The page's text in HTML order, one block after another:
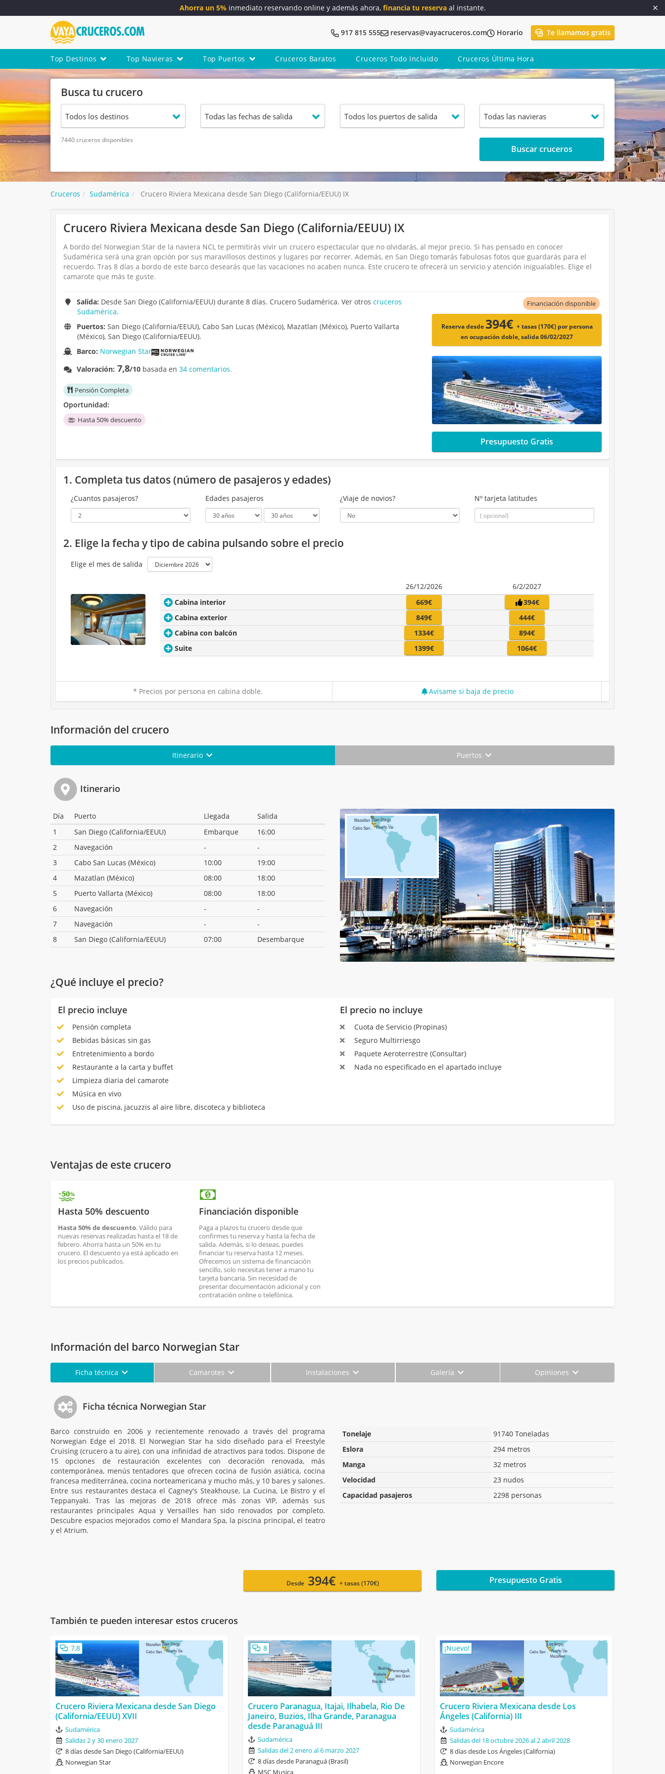
Ahorra un 5%inmediato reservando online y además ahora, financia tu reservaal instante.
917 815 555 reservas@vayacruceros.com Horario Te llamamos gratis
Top Destinos Top Navieras Top Puertos Cruceros Baratos Cruceros Todo Incluido Cruceros Última Hora
Busca tu crucero
7440 cruceros disponibles
Buscar cruceros
Cruceros Sudamérica Crucero Riviera Mexicana desde San Diego (California/EEUU) IX
Crucero Riviera Mexicana desde San Diego (California/EEUU) IX
A bordo del Norwegian Star de la naviera NCL te permitirás vivir un crucero espectacular que no olvidarás, al mejor precio. Si has pensado en conocer
Sudamérica será una gran opción por sus maravillosos destinos y lugares por recorrer. Además, en San Diego tomarás fabulosas fotos que guardarás para el
recuerdo. Tras 8 días a bordo de este barco desearás que las vacaciones no acaben nunca. Este crucero te ofrecerá un servicio y atención inigualables. Elige el
camarote que más te guste.
Salida: Desde San Diego (California/EEUU) durante 8 días. Crucero Sudamérica. Ver otroscruceros
Sudamérica.
Puertos: San Diego (California/EEUU), Cabo San Lucas (México), Mazatlan (México), Puerto Vallarta
(México), San Diego (California/EEUU).
Barco: Norwegian Star
Valoración: 7,8/10 basada en34 comentarios.
Pensión Completa
Oportunidad:
Hasta 50% descuento
Financiación disponible
Reserva desde 394€ + tasas (170€) por persona
en ocupación doble, salida 06/02/2027
Presupuesto Gratis
1. Completa tus datos (número de pasajeros y edades)
¿Cuantos pasajeros? Edades pasajeros ¿Viaje de novios? Nº tarjeta latitudes
2. Elige la fecha y tipo de cabina pulsando sobre el precio
Elige el mes de salida
26/12/2026
6/2/2027
Cabina interior
669€
394€
Cabina exterior
849€
444€
Cabina con balcón
1334€
894€
Suite
1399€ 1064€
* Precios por persona en cabina doble. Avísame si baja de precio
Información del crucero
Itinerario Puertos
Itinerario
Día Puerto Llegada
Salida
1
San Diego (California/EEUU) Embarque
16:00
2
Navegación -
-
3
Cabo San Lucas (México) 10:00
19:00
4
Mazatlan (México) 08:00
18:00
5
Puerto Vallarta (México) 08:00
18:00
6
Navegación -
-
7
Navegación -
-
8
San Diego (California/EEUU) 07:00 Desembarque
¿Qué incluye el precio?
El precio incluye
Pensión completa
Bebidas básicas sin gas
Entretenimiento a bordo
Restaurante a la carta y buffet
Limpieza diaria del camarote
Música en vivo
Uso de piscina, jacuzzis al aire libre, discoteca y biblioteca
El precio no incluye
Cuota de Servicio (Propinas)
Seguro Multirriesgo
Paquete Aeroterrestre (Consultar)
Nada no especificado en el apartado incluye
Ventajas de este crucero
Hasta 50% descuento
Hasta 50% de descuento. Válido para
nuevas reservas realizadas hasta el 18 de
febrero. Ahorra hasta un 50% en tu
crucero. El descuento ya está aplicado en
los precios publicados.
Financiación disponible
Paga a plazos tu crucero desde que
confirmes tu reserva y hasta la fecha de
salida. Además, si lo deseas, puedes
financiar tu reserva hasta 12 meses.
Ofrecemos un sistema de financiación
sencillo, solo necesitas tener a mano tu
tarjeta bancaria. Sin necesidad de
presentar documentación adicional y con
contratación online o telefónica.
Información del barco Norwegian Star
Ficha técnica Camarotes Instalaciones Galería Opiniones
Ficha técnica Norwegian Star
Barco construido en 2006 y recientemente renovado a través del programa
Norwegian Edge el 2018. El Norwegian Star ha sido diseñado para el Freestyle
Cruising (crucero a tu aire), con una infinidad de atractivos para todos. Dispone de
15 opciones de restauración excelentes con decoración renovada, más
contemporánea, menús tentadores que ofrecen cocina de fusión asiática, cocina
francesa mediterránea, cocina norteamericana y mucho más, y 10 bares y salones.
Entre sus restaurantes destaca el Cagney's Steakhouse, La Cucina, Le Bistro y el
Teppanyaki. Tras las mejoras de 2018 ofrece más zonas VIP, además sus
restaurantes principales Aqua y Versailles han sido renovados por completo.
Descubre espacios mejorados como el Mandara Spa, la piscina principal, el teatro
y el Atrium.
Tonelaje
91740 Toneladas
Eslora
294 metros
Manga
32 metros
Velocidad
23 nudos
Capacidad pasajeros
2298 personas
Desde394€ + tasas (170€) Presupuesto Gratis
También te pueden interesar estos cruceros
7,8
Crucero Riviera Mexicana desde San Diego
(California/EEUU) XVII
Sudamérica
Salidas 2 y 30 enero 2027
8 días desde San Diego (California/EEUU)
Norwegian Star
8
Crucero Paranagua, Itajai, Ilhabela, Rio De
Janeiro, Buzios, Ilha Grande, Paranagua
desde Paranaguá III
Sudamérica
Salidas del 2 enero al 6 marzo 2027
8 días desde Paranaguá (Brasil)
MSC Musica
¡Nuevo!
Crucero Riviera Mexicana desde Los
Ángeles (California) III
Sudamérica
Salidas del 18 octubre 2026 al 2 abril 2028
8 días desde Los Ángeles (California)
Norwegian Encore